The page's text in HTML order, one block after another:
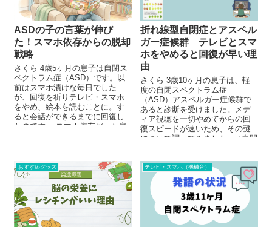
ASDの子の言葉が伸び
た！スマホ依存からの脱却
戦略
さくら 4歳5ヶ月の息子は自閉ス
ペクトラム症（ASD）です。以
前はスマホ漬けな毎日でした
が、回復を祈りテレビ・スマホ
をやめ、絵本を読むことに。す
ると会話ができるまでに回復し
たのです。 スマホ依存だった息
折れ線型自閉症とアスペル
ガー症候群 テレビとスマ
ホをやめると回復が早い理
由
さくら 3歳10ヶ月の息子は、軽
度の自閉スペクトラム症
（ASD）アスペルガー症候群で
あると診断を受けました。メデ
ィア視聴を一切やめてからの回
復スピードが速いため、その謎
について調べてみました。 ↓自閉
おすすめグッズ テレビ・スマホ（機械音）